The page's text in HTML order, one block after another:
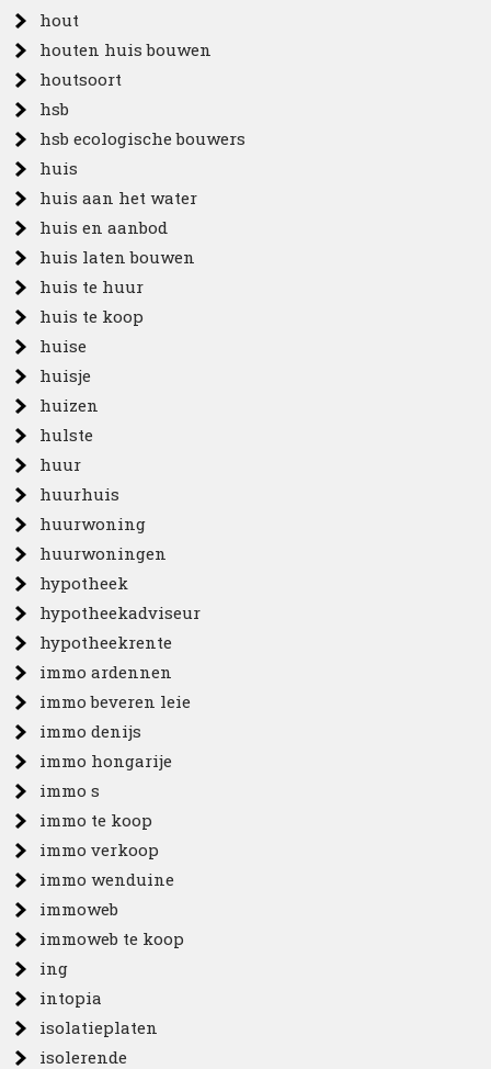
hout
houten huis bouwen
houtsoort
hsb
hsb ecologische bouwers
huis
huis aan het water
huis en aanbod
huis laten bouwen
huis te huur
huis te koop
huise
huisje
huizen
hulste
huur
huurhuis
huurwoning
huurwoningen
hypotheek
hypotheekadviseur
hypotheekrente
immo ardennen
immo beveren leie
immo denijs
immo hongarije
immo s
immo te koop
immo verkoop
immo wenduine
immoweb
immoweb te koop
ing
intopia
isolatieplaten
isolerende